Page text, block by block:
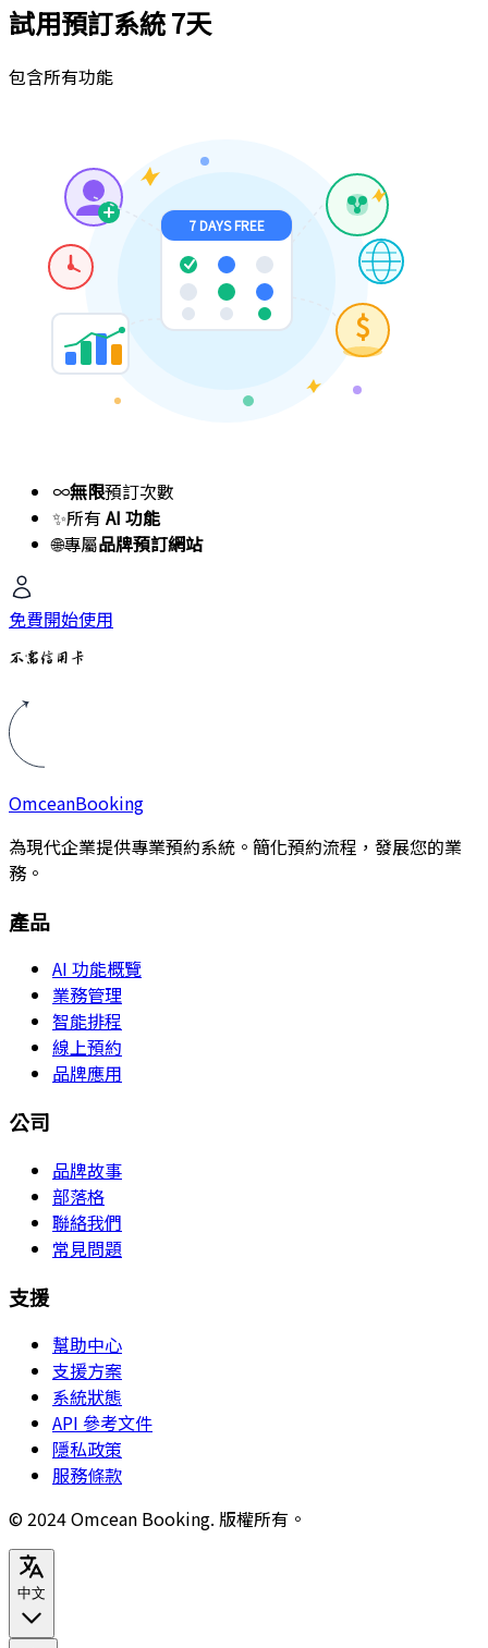
試用預訂系統7天
包含所有功能
7 DAYS FREE
$
∞無限預訂次數
✨所有 AI 功能
🌐專屬品牌預訂網站
免費開始使用
不需信用卡
OmceanBooking
為現代企業提供專業預約系統。簡化預約流程，發展您的業
務。
產品
AI 功能概覽
業務管理
智能排程
線上預約
品牌應用
公司
品牌故事
部落格
聯絡我們
常見問題
支援
幫助中心
支援方案
系統狀態
API 參考文件
隱私政策
服務條款
© 2024 Omcean Booking. 版權所有。
中文